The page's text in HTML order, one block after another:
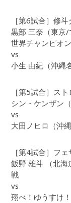
［第6試合］修
黒部 三奈（東京
世界チャンピオン
vs
小生 由紀（沖縄
［第5試合］ス
シン・ケンザン
vs
大田ノヒロ（沖
［第4試合］フ
飯野 雄斗 （北
戦
vs
翔べ！ゆうすけ